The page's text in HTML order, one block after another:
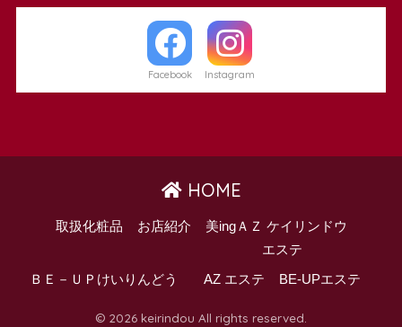
Facebook Instagram
HOME
取扱化粧品 お店紹介 美ingＡＺ ケイリンドウ
ＢＥ－ＵＰけいりんどう
エステ
AZ エステ BE-UPエステ
© 2026 keirindou All rights reserved.